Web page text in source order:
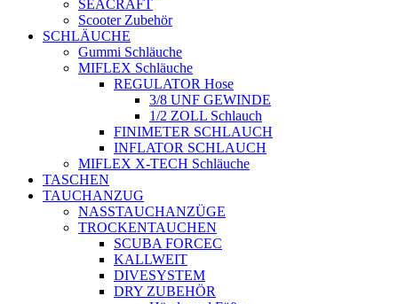
SEACRAFT
Scooter Zubehör
SCHLÄUCHE
Gummi Schläuche
MIFLEX Schläuche
REGULATOR Hose
3/8 UNF GEWINDE
1/2 ZOLL Schlauch
FINIMETER SCHLAUCH
INFLATOR SCHLAUCH
MIFLEX X-TECH Schläuche
TASCHEN
TAUCHANZUG
NASSTAUCHANZÜGE
TROCKENTAUCHEN
SCUBA FORCEC
KALLWEIT
DIVESYSTEM
DRY ZUBEHÖR